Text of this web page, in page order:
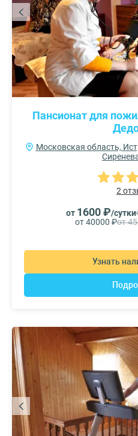
Пансионат для
Московская область,
2
от 1600 ₽/сутки
от 40000 ₽от
Узнать